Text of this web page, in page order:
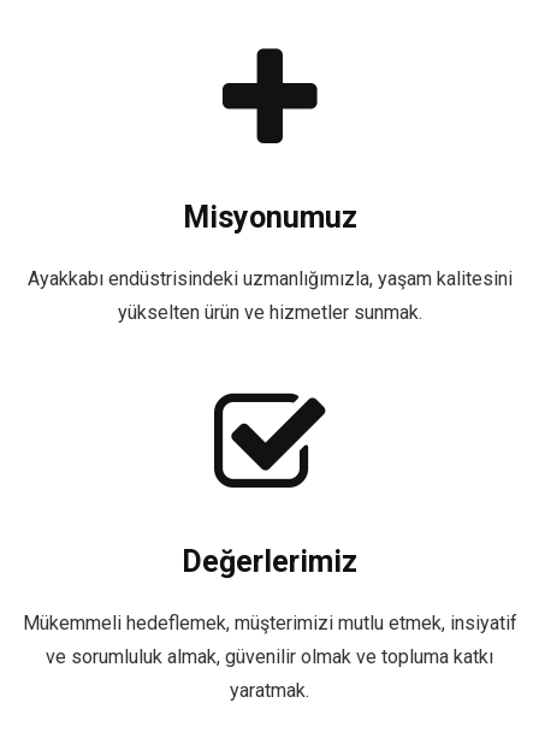
Misyonumuz
Ayakkabı endüstrisindeki uzmanlığımızla, yaşam kalitesini
yükselten ürün ve hizmetler sunmak.
Değerlerimiz
Mükemmeli hedeflemek, müşterimizi mutlu etmek, insiyatif
ve sorumluluk almak, güvenilir olmak ve topluma katkı
yaratmak.